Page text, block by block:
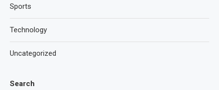
Search
Sports
Technology
Uncategorized